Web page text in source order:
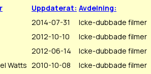
Uppdaterat: Avdelning:
2014-07-31
Icke-dubbade filmer
2012-10-10
Icke-dubbade filmer
2012-06-14
Icke-dubbade filmer
Watts 2010-10-08
Icke-dubbade filmer